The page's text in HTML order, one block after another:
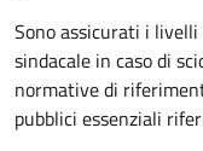
Sono assicurati i
sindacale in caso di
normative di
pubblici essenziali